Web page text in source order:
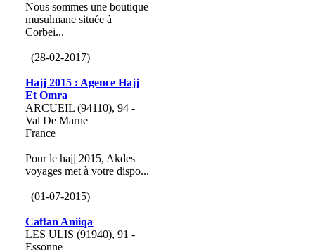
Nous sommes une boutique
musulmane située à
Corbei...
(28-02-2017)
Hajj 2015 : Agence Hajj
Et Omra
ARCUEIL (94110), 94 -
Val De Marne
France
Pour le hajj 2015, Akdes
voyages met à votre dispo...
(01-07-2015)
Caftan Aniiqa
LES ULIS (91940), 91 -
Essonne